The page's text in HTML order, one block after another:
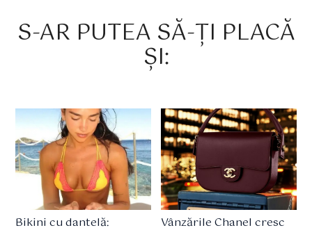
S-AR PUTEA SĂ-ȚI PLACĂ
ȘI:
Bikini cu dantelă: Vânzările Chanel cresc